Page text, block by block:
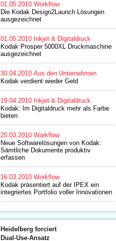
01.05.2010 Workflow
Die Kodak Design2Launch Lösungen
ausgezeichnet
01.05.2010 Inkjet & Digitaldruck
Kodak Prosper 5000XL Druckmaschine
ausgezeichnet
30.04.2010 Aus den Unternehmen
Kodak verdient wieder Geld
19.04.2010 Inkjet & Digitaldruck
Kodak: Im Digitaldruck mehr als Farbe
bieten
25.03.2010 Workflow
Neue Softwarelösungen von Kodak:
Sämtliche Dokumente produktiv
erfassen
16.03.2010 Workflow
Kodak präsentiert auf der IPEX ein
integriertes Portfolio voller Innovationen
Heidelberg forciert
Dual-Use-Ansatz